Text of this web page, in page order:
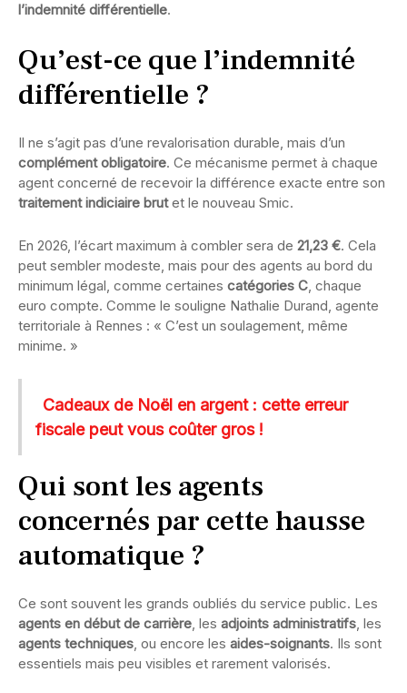
l’indemnité différentielle.
Qu’est-ce que l’indemnité
différentielle ?
Il ne s’agit pas d’une revalorisation durable, mais d’un
complément obligatoire. Ce mécanisme permet à chaque
agent concerné de recevoir la différence exacte entre son
traitement indiciaire brutet le nouveau Smic.
En 2026, l’écart maximum à combler sera de 21,23 €. Cela
peut sembler modeste, mais pour des agents au bord du
minimum légal, comme certaines catégories C, chaque
euro compte. Comme le souligne Nathalie Durand, agente
territoriale à Rennes : « C’est un soulagement, même
minime. »
Cadeaux de Noël en argent : cette erreur
fiscale peut vous coûter gros !
Qui sont les agents
concernés par cette hausse
automatique ?
Ce sont souvent les grands oubliés du service public. Les
agents en début de carrière, les adjoints administratifs, les
agents techniques, ou encore les aides-soignants. Ils sont
essentiels mais peu visibles et rarement valorisés.